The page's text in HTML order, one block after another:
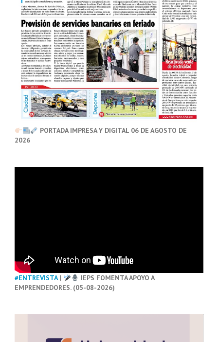
PORTADA IMPRESA Y DIGITAL 06 DE AGOSTO DE
2026
#ENTREVISTA|
IEPS FOMENTA APOYO A
EMPRENDEDORES. (05-08-2026)